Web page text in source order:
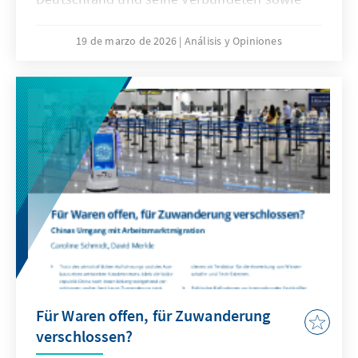
stellen die Bundeswehr vor neue
aber nicht nur Treiber bei diesen
Entwicklungen, sondern zugleich eine
Antwort. Dafür bedarf es einer KI-Strategie,
die wesentliche Herausforderungen gezielt
adressiert und die Möglichkeiten von KI nach
ethischen Richtlinien aktiv nutzt, um effizient
abschrecken zu können.
19 de marzo de 2026 Análisis y Opiniones
Für Waren offen, für Zuwanderung
verschlossen?